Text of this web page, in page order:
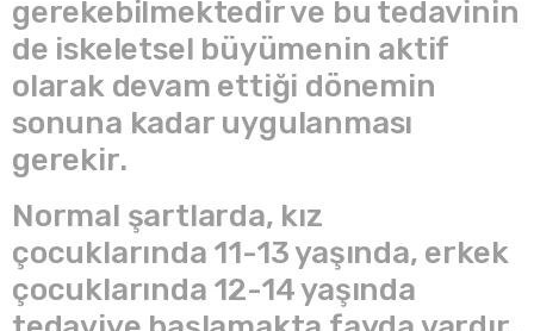
gerekebilmektedir ve bu tedavinin
de iskeletsel büyümenin aktif
olarak devam ettiği dönemin
sonuna kadar uygulanması
gerekir.
Normal şartlarda, kız
çocuklarında 11-13 yaşında, erkek
çocuklarında 12-14 yaşında